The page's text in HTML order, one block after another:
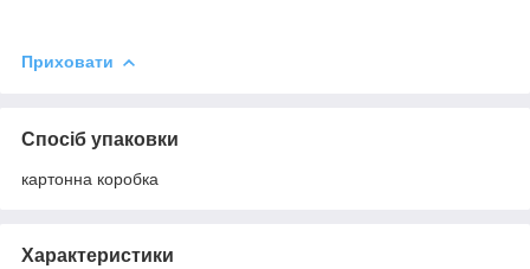
Приховати
Спосіб упаковки
картонна коробка
Характеристики